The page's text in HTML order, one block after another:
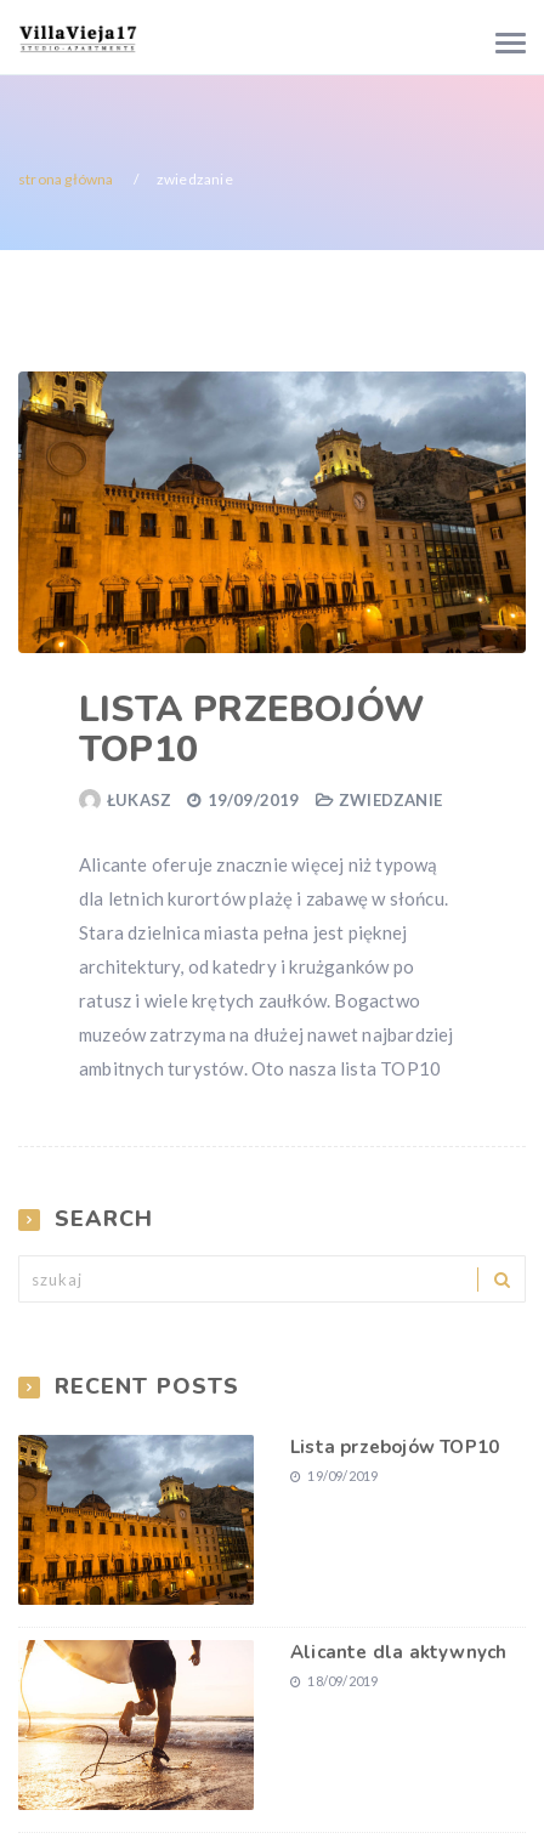
strona główna zwiedzanie
LISTA PRZEBOJÓW
TOP10
ŁUKASZ 19/09/2019 ZWIEDZANIE
Alicante oferuje znacznie więcej niż typową
dla letnich kurortów plażę i zabawę w słońcu.
Stara dzielnica miasta pełna jest pięknej
architektury, od katedry i krużganków po
ratusz i wiele krętych zaułków. Bogactwo
muzeów zatrzyma na dłużej nawet najbardziej
ambitnych turystów. Oto nasza lista TOP10
SEARCH
RECENT POSTS
Lista przebojów TOP10
19/09/2019
Alicante dla aktywnych
18/09/2019